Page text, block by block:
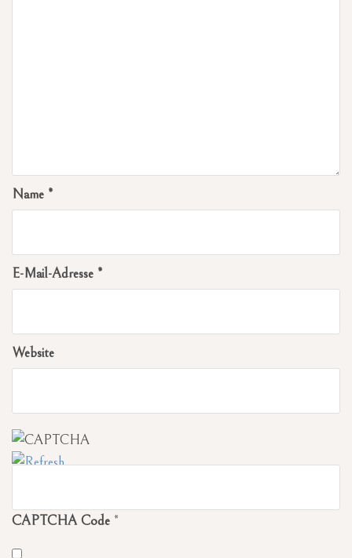
Name *
E-Mail-Adresse *
Website
CAPTCHA Code *